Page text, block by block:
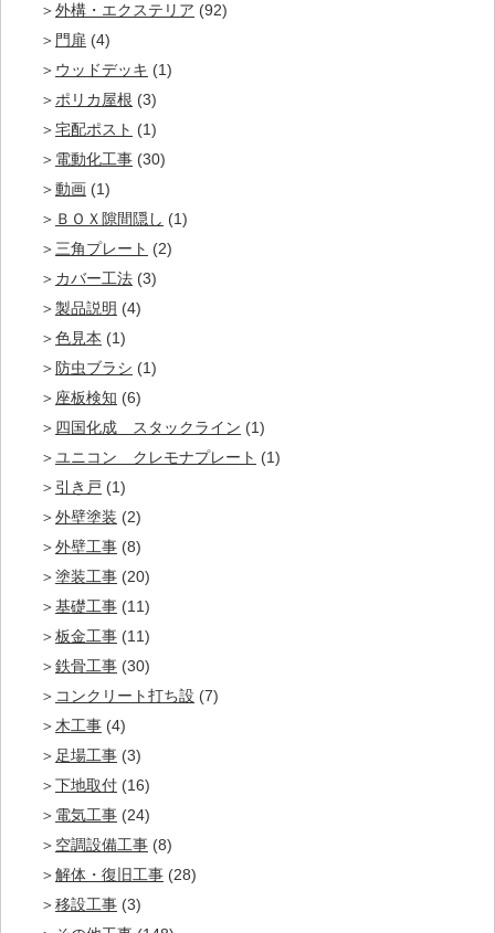
外構・エクステリア (92)
門扉 (4)
ウッドデッキ (1)
ポリカ屋根 (3)
宅配ポスト (1)
電動化工事 (30)
動画 (1)
ＢＯＸ隙間隠し (1)
三角プレート (2)
カバー工法 (3)
製品説明 (4)
色見本 (1)
防虫ブラシ (1)
座板検知 (6)
四国化成 スタックライン (1)
ユニコン クレモナプレート (1)
引き戸 (1)
外壁塗装 (2)
外壁工事 (8)
塗装工事 (20)
基礎工事 (11)
板金工事 (11)
鉄骨工事 (30)
コンクリート打ち設 (7)
木工事 (4)
足場工事 (3)
下地取付 (16)
電気工事 (24)
空調設備工事 (8)
解体・復旧工事 (28)
移設工事 (3)